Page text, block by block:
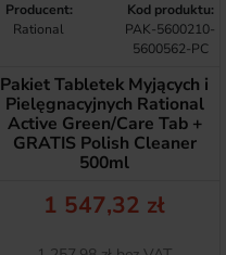
Producent:
Rational
Kod produktu:
PAK-5600210-
5600562-PC
Pakiet Tabletek Myjących i
Pielęgnacyjnych Rational
Active Green/Care Tab +
GRATIS Polish Cleaner
500ml
Cena
1 547,32 zł